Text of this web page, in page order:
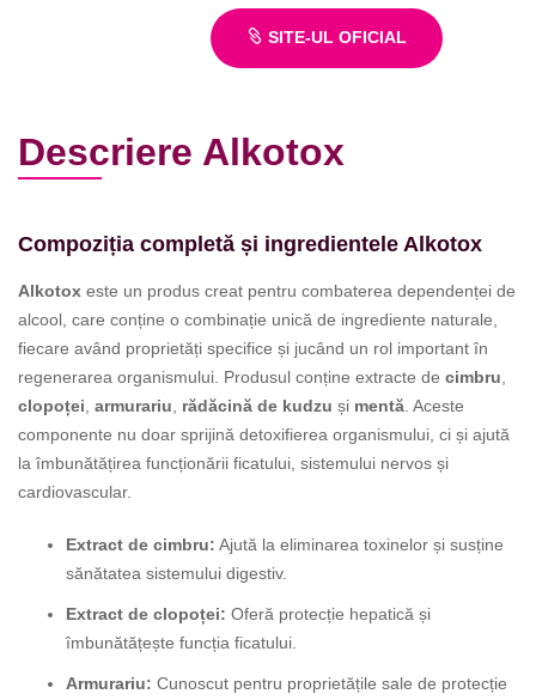
SITE-UL OFICIAL
Descriere Alkotox
Compoziția completă și ingredientele Alkotox
Alkotox este un produs creat pentru combaterea dependenței de
alcool, care conține o combinație unică de ingrediente naturale,
fiecare având proprietăți specifice și jucând un rol important în
regenerarea organismului. Produsul conține extracte de cimbru
clopoței armurariu rădăcină de kudzu și mentă . Aceste
componente nu doar sprijină detoxifierea organismului, ci și ajută
la îmbunătățirea funcționării ficatului, sistemului nervos și
cardiovascular.
Extract de cimbru: Ajută la eliminarea toxinelor și susține
sănătatea sistemului digestiv.
Extract de clopoței: Oferă protecție hepatică și
îmbunătățește funcția ficatului.
Armurariu: Cunoscut pentru proprietățile sale de protecție